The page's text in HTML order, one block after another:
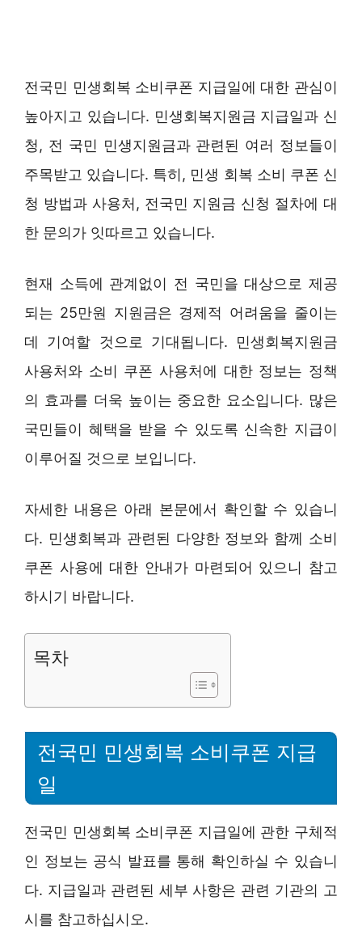
전국민 민생회복 소비쿠폰 지급일에 대한 관심이
높아지고 있습니다. 민생회복지원금 지급일과 신
청, 전 국민 민생지원금과 관련된 여러 정보들이
주목받고 있습니다. 특히, 민생 회복 소비 쿠폰 신
청 방법과 사용처, 전국민 지원금 신청 절차에 대
한 문의가 잇따르고 있습니다.
현재 소득에 관계없이 전 국민을 대상으로 제공
되는 25만원 지원금은 경제적 어려움을 줄이는
데 기여할 것으로 기대됩니다. 민생회복지원금
사용처와 소비 쿠폰 사용처에 대한 정보는 정책
의 효과를 더욱 높이는 중요한 요소입니다. 많은
국민들이 혜택을 받을 수 있도록 신속한 지급이
이루어질 것으로 보입니다.
자세한 내용은 아래 본문에서 확인할 수 있습니
다. 민생회복과 관련된 다양한 정보와 함께 소비
쿠폰 사용에 대한 안내가 마련되어 있으니 참고
하시기 바랍니다.
목차
전국민 민생회복 소비쿠폰 지급
일
전국민 민생회복 소비쿠폰 지급일에 관한 구체적
인 정보는 공식 발표를 통해 확인하실 수 있습니
다. 지급일과 관련된 세부 사항은 관련 기관의 고
시를 참고하십시오.